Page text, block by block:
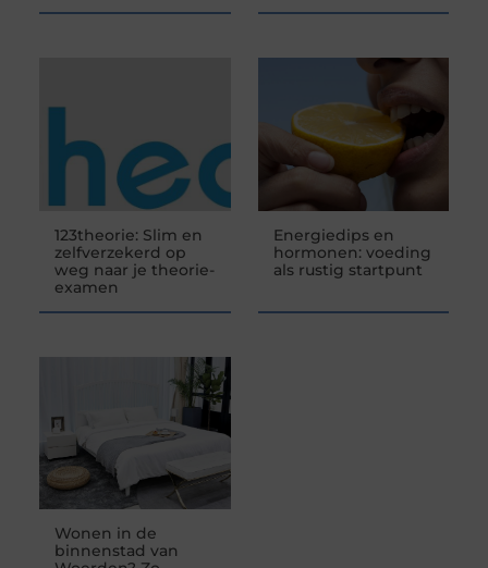
123theorie: Slim en
zelfverzekerd op
weg naar je theorie-
examen
Energiedips en
hormonen: voeding
als rustig startpunt
Wonen in de
binnenstad van